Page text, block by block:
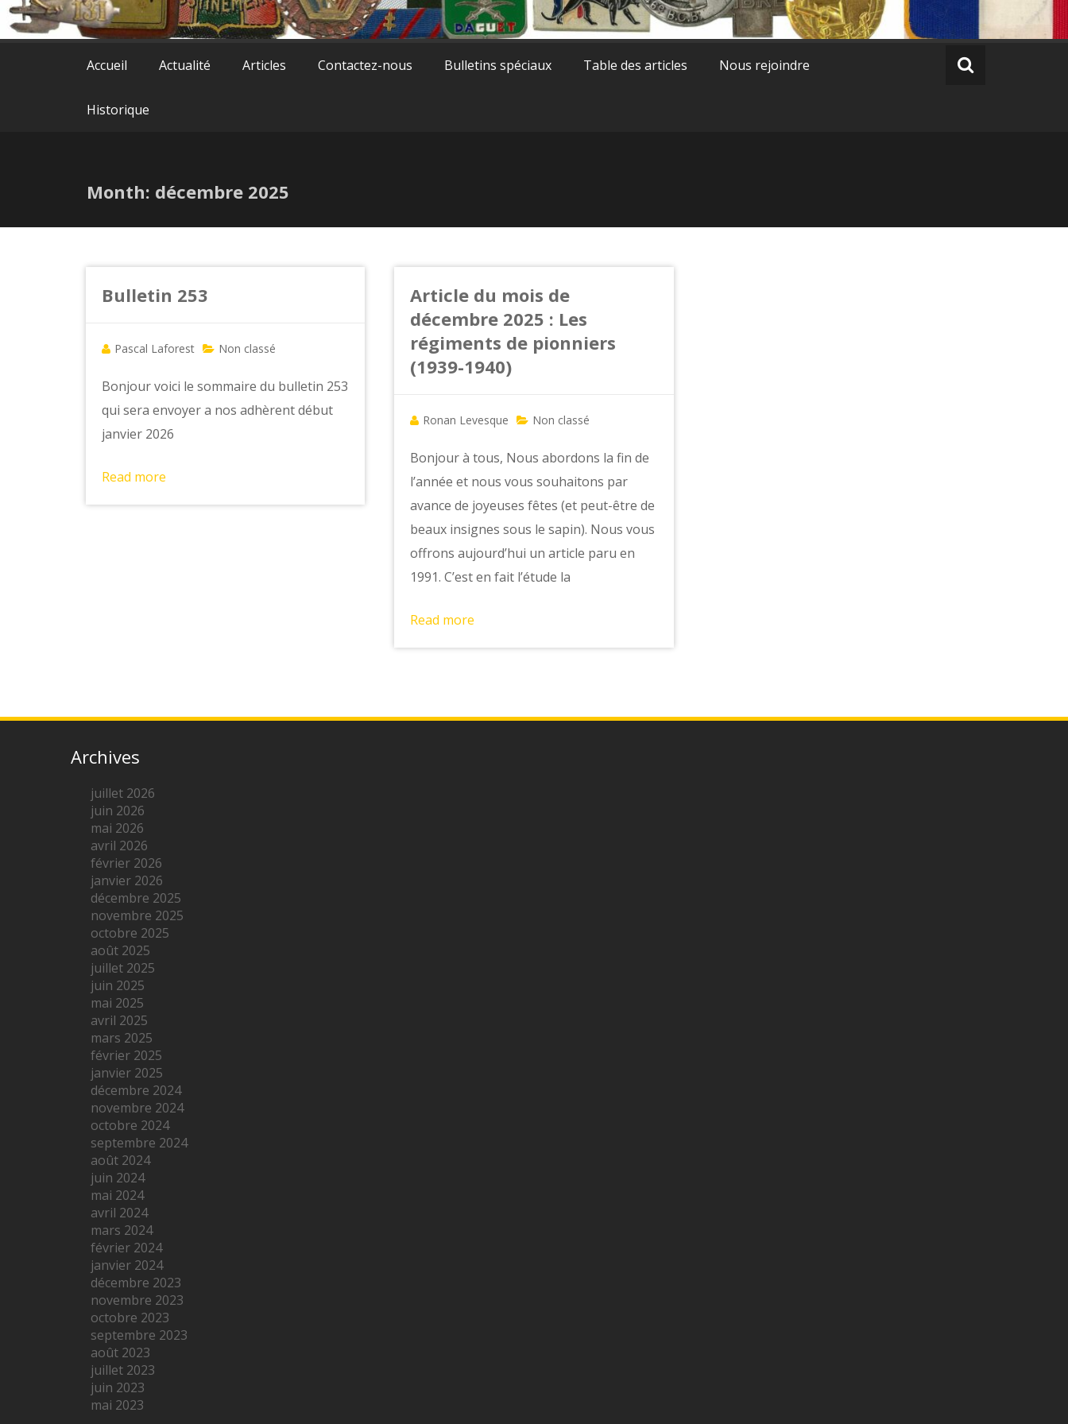
Accueil Actualité Articles Contactez-nous Bulletins spéciaux Table des articles Nous rejoindre
Historique
Month: décembre 2025
Bulletin 253
Pascal Laforest Non classé
Bonjour voici le sommaire du bulletin 253
qui sera envoyer a nos adhèrent début
janvier 2026
Read more
Article du mois de
décembre 2025 : Les
régiments de pionniers
(1939-1940)
Ronan Levesque Non classé
Bonjour à tous, Nous abordons la fin de
l’année et nous vous souhaitons par
avance de joyeuses fêtes (et peut-être de
beaux insignes sous le sapin). Nous vous
offrons aujourd’hui un article paru en
1991. C’est en fait l’étude la
Read more
Archives
juillet 2026
juin 2026
mai 2026
avril 2026
février 2026
janvier 2026
décembre 2025
novembre 2025
octobre 2025
août 2025
juillet 2025
juin 2025
mai 2025
avril 2025
mars 2025
février 2025
janvier 2025
décembre 2024
novembre 2024
octobre 2024
septembre 2024
août 2024
juin 2024
mai 2024
avril 2024
mars 2024
février 2024
janvier 2024
décembre 2023
novembre 2023
octobre 2023
septembre 2023
août 2023
juillet 2023
juin 2023
mai 2023